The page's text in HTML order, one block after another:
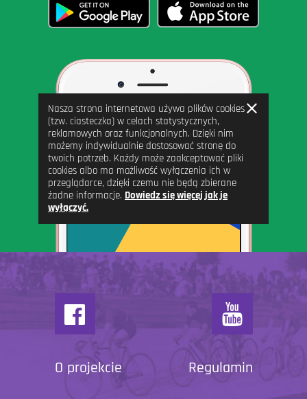
O projekcie Regulamin
Nasza strona internetowa używa plików cookies
(tzw. ciasteczka) w celach statystycznych,
reklamowych oraz funkcjonalnych. Dzięki nim
możemy indywidualnie dostosować stronę do
twoich potrzeb. Każdy może zaakceptować pliki
cookies albo ma możliwość wyłączenia ich w
przeglądarce, dzięki czemu nie będą zbierane
żadne informacje. Dowiedz się więcej jak je
wyłączyć.